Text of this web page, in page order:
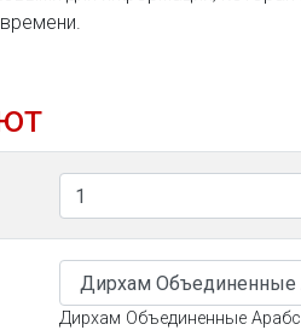
Дирхам Объединенные